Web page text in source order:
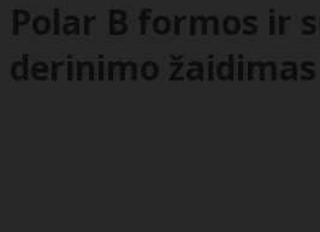
Polar B formos ir
derinimo žaidimas